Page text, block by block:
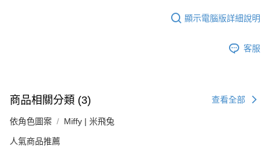
顯示電腦版詳細說明
客服
商品相關分類 (3) 查看全部
依角色圖案 Miffy | 米飛兔
人氣商品推薦